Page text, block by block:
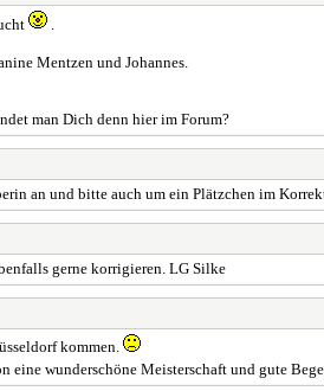
Mentzen und Johannes.
man Dich denn hier im Forum?
an und bitte auch um ein Plätzchen im
gerne korrigieren. LG Silke
kommen.
eine wunderschöne Meisterschaft und gute